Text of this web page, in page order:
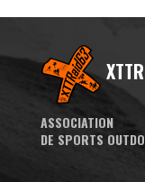
ASSOCIATION
DE SPORTS